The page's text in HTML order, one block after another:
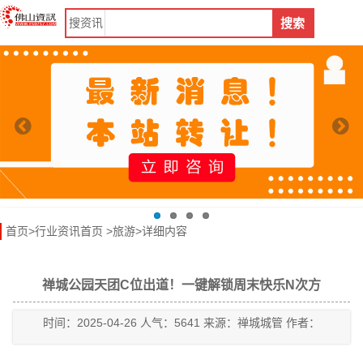
搜资讯 搜索
首页>行业资讯首页 >旅游>详细内容
禅城公园天团C位出道！一键解锁周末快乐N次方
时间：2025-04-26 人气：5641 来源：禅城城管 作者：